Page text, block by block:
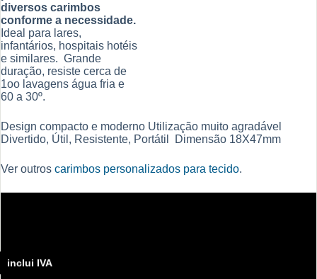
diversos carimbos
conforme a necessidade.
Ideal para lares,
infantários, hospitais hotéis
e similares. Grande
duração, resiste cerca de
1oo lavagens água fria e
60 a 30º.
Design compacto e moderno Utilização muito agradável
Divertido, Útil, Resistente, Portátil Dimensão 18X47mm
Ver outros carimbos personalizados para tecido.
inclui IVA